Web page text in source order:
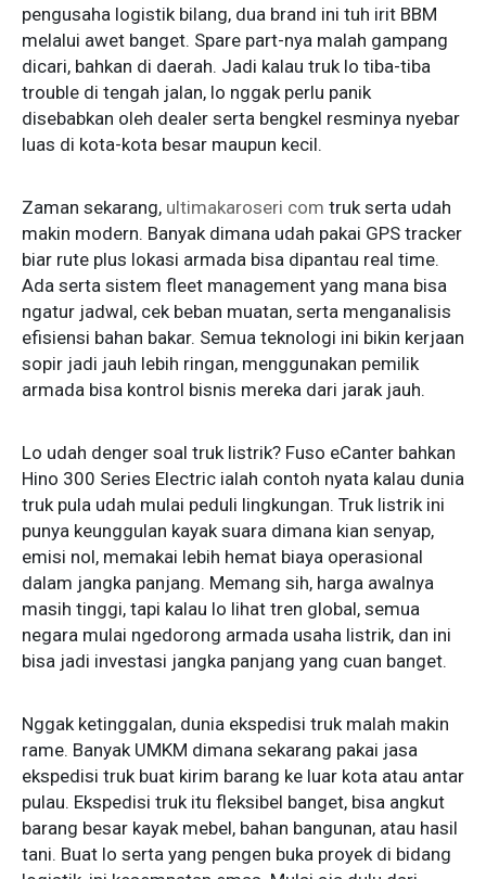
pengusaha logistik bilang, dua brand ini tuh irit BBM
melalui awet banget. Spare part-nya malah gampang
dicari, bahkan di daerah. Jadi kalau truk lo tiba-tiba
trouble di tengah jalan, lo nggak perlu panik
disebabkan oleh dealer serta bengkel resminya nyebar
luas di kota-kota besar maupun kecil.
Zaman sekarang, ultimakaroseri com truk serta udah
makin modern. Banyak dimana udah pakai GPS tracker
biar rute plus lokasi armada bisa dipantau real time.
Ada serta sistem fleet management yang mana bisa
ngatur jadwal, cek beban muatan, serta menganalisis
efisiensi bahan bakar. Semua teknologi ini bikin kerjaan
sopir jadi jauh lebih ringan, menggunakan pemilik
armada bisa kontrol bisnis mereka dari jarak jauh.
Lo udah denger soal truk listrik? Fuso eCanter bahkan
Hino 300 Series Electric ialah contoh nyata kalau dunia
truk pula udah mulai peduli lingkungan. Truk listrik ini
punya keunggulan kayak suara dimana kian senyap,
emisi nol, memakai lebih hemat biaya operasional
dalam jangka panjang. Memang sih, harga awalnya
masih tinggi, tapi kalau lo lihat tren global, semua
negara mulai ngedorong armada usaha listrik, dan ini
bisa jadi investasi jangka panjang yang cuan banget.
Nggak ketinggalan, dunia ekspedisi truk malah makin
rame. Banyak UMKM dimana sekarang pakai jasa
ekspedisi truk buat kirim barang ke luar kota atau antar
pulau. Ekspedisi truk itu fleksibel banget, bisa angkut
barang besar kayak mebel, bahan bangunan, atau hasil
tani. Buat lo serta yang pengen buka proyek di bidang